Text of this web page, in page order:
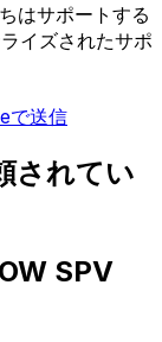
はサポートする
イズされたサポ
で送信
されてい
SPV